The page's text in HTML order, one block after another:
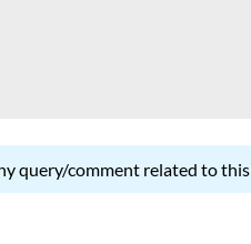
query/comment related to